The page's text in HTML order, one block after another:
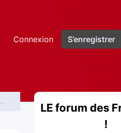
Connexion S’enregistrer
LE forum des
!